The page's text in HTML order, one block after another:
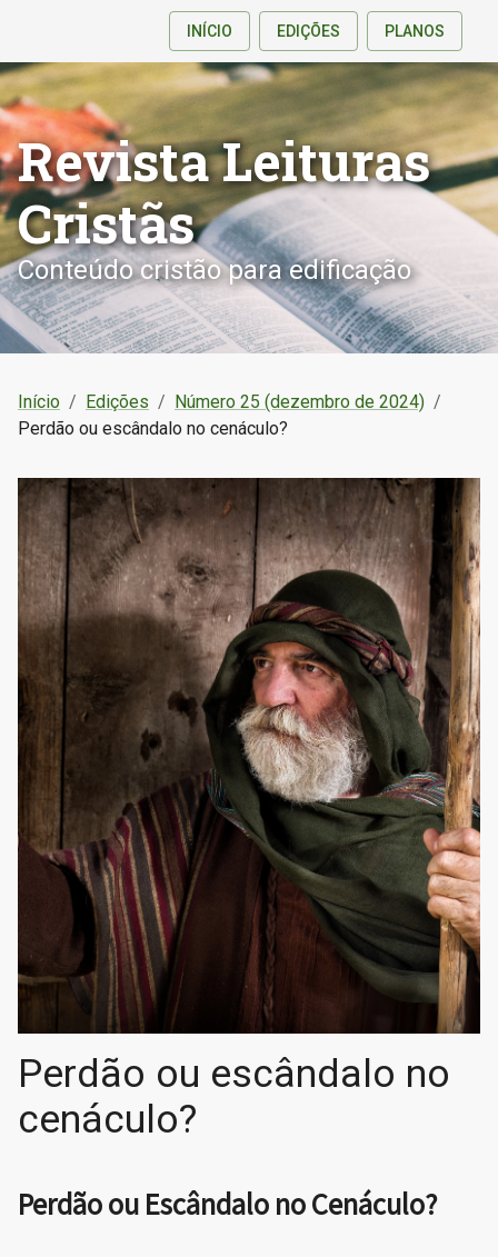
INÍCIO EDIÇÕES PLANOS
Revista Leituras
Cristãs
Conteúdo cristão para edificação
Início / Edições / Número 25 (dezembro de 2024) /
Perdão ou escândalo no cenáculo?
Perdão ou escândalo no
cenáculo?
Perdão ou Escândalo no Cenáculo?